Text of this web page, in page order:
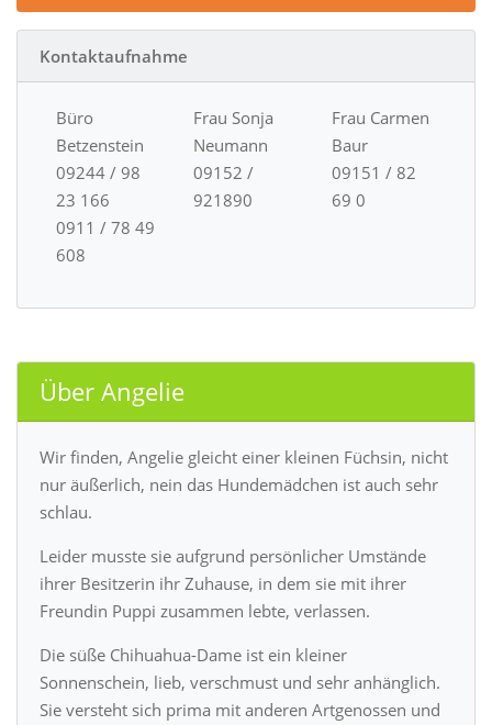
Kontaktaufnahme
Büro
Betzenstein
09244 / 98
23 166
0911 / 78 49
608
Frau Sonja
Neumann
09152 /
921890
Frau Carmen
Baur
09151 / 82
69 0
Über Angelie
Wir finden, Angelie gleicht einer kleinen Füchsin, nicht
nur äußerlich, nein das Hundemädchen ist auch sehr
schlau.
Leider musste sie aufgrund persönlicher Umstände
ihrer Besitzerin ihr Zuhause, in dem sie mit ihrer
Freundin Puppi zusammen lebte, verlassen.
Die süße Chihuahua-Dame ist ein kleiner
Sonnenschein, lieb, verschmust und sehr anhänglich.
Sie versteht sich prima mit anderen Artgenossen und